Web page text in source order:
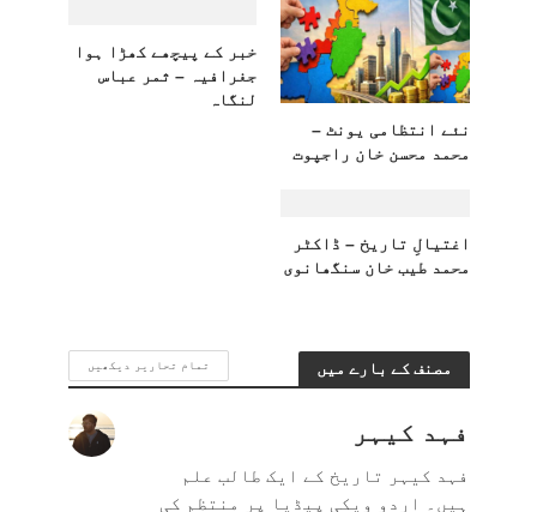
​نئے انتظامی یونٹ –
محمد محسن خان راجپوت
خبر کے پیچھے کھڑا ہوا
جغرافیہ – ثمر عباس
لنگاہ
اغتیالِ تاریخ – ڈاکٹر
محمد طیب خان سنگھانوی
مصنف کے بارے میں تمام تحاریر دیکھیں
فہد کیہر
فہد کیہر تاریخ کے ایک طالب علم
ہیں۔ اردو ویکی پیڈیا پر منتظم کی